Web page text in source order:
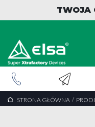
TWOJA
STRONA GŁÓWNA /